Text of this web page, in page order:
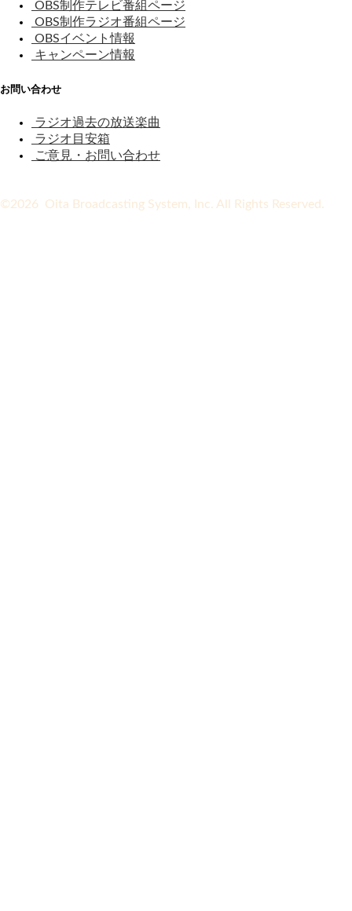
OBS制作テレビ番組ページ
OBS制作ラジオ番組ページ
OBSイベント情報
キャンペーン情報
お問い合わせ
ラジオ過去の放送楽曲
ラジオ目安箱
ご意見・お問い合わせ
©2026 Oita Broadcasting System, Inc. All Rights Reserved.